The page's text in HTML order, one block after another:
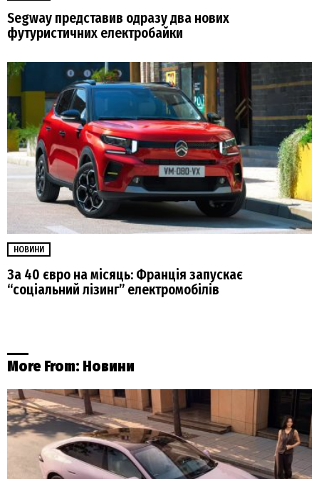
Segway представив одразу два нових
футуристичних електробайки
НОВИНИ
За 40 євро на місяць: Франція запускає
“соціальний лізинг” електромобілів
More From: Новини